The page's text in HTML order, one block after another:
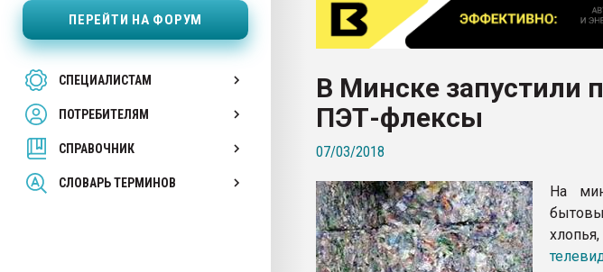
ПЕРЕЙТИ НА ФОРУМ
СПЕЦИАЛИСТАМ
ПОТРЕБИТЕЛЯМ
СПРАВОЧНИК
СЛОВАРЬ ТЕРМИНОВ
Материал поверхности пуансона для
Продам отходы Композиция
поликарбоната и АБС-пластика
Armaloy PC/ABS-1IM черный цвет
В Минске запустили
ПЭТ-флексы
07/03/2018
На